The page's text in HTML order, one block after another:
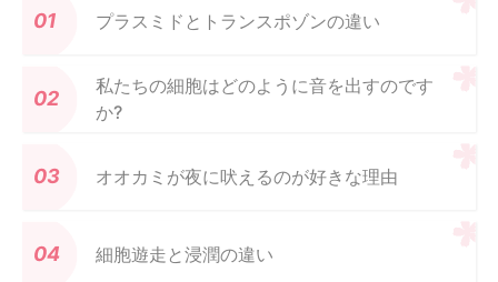
プラスミドとトランスポゾンの違い
私たちの細胞はどのように音を出すのです
か?
オオカミが夜に吠えるのが好きな理由
細胞遊走と浸潤の違い